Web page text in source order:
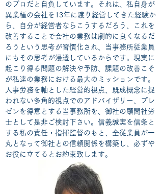
のプロだと自負しています。それは、私自身が
異業種の会社を13年に渡り経営してきた経験か
ら、自分が経営者ならこうするだろう、これを
改善することで会社の業務は劇的に良くなるだ
ろうという思考が習慣化され、当事務所従業員
にもその思考が浸透しているからです。現実に
起こり得る問題の解決や予防、課題の改善こそ
が私達の業務における最大のミッションです。
人事労務を軸とした経営的視点、既成概念に捉
われない多角的視点でのアドバイザリー、プレ
ゼンを得意とする当事務所を、御社の顧問社労
士として是非ご検討下さい。信義誠実を信条と
する私の責任・指揮監督のもと、全従業員が一
丸となって御社との信頼関係を構築し、必ずや
お役に立てるとお約束致します。